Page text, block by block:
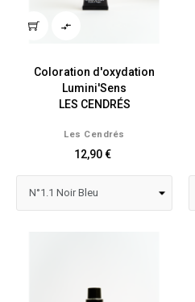

Coloration d'oxydation
Lumini'Sens
LES CENDRÉS
Les Cendrés
12,90 €